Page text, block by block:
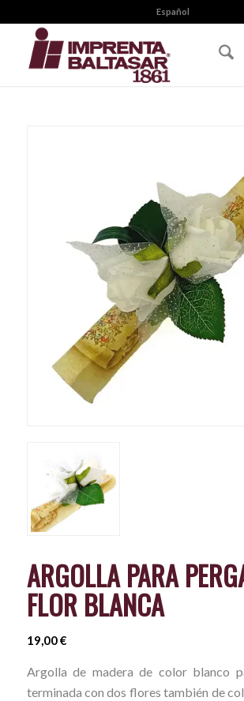
Español
ARGOLLA PARA
FLOR BLANCA
19,00€
Argolla de madera de color blanco
terminada con dos flores también de